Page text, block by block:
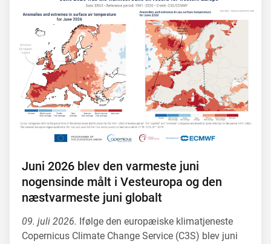
Juni 2026 blev den varmeste juni
nogensinde målt i Vesteuropa og den
næstvarmeste juni globalt
09. juli 2026. Ifølge den europæiske klimatjeneste
Copernicus Climate Change Service (C3S) blev juni